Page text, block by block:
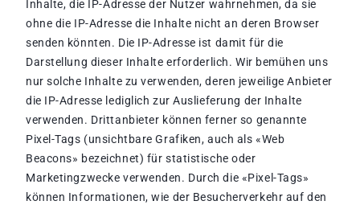
Inhalte, die IP-Adresse der Nutzer wahrnehmen, da sie
ohne die IP-Adresse die Inhalte nicht an deren Browser
senden könnten. Die IP-Adresse ist damit für die
Darstellung dieser Inhalte erforderlich. Wir bemühen uns
nur solche Inhalte zu verwenden, deren jeweilige Anbieter
die IP-Adresse lediglich zur Auslieferung der Inhalte
verwenden. Drittanbieter können ferner so genannte
Pixel-Tags (unsichtbare Grafiken, auch als «Web
Beacons» bezeichnet) für statistische oder
Marketingzwecke verwenden. Durch die «Pixel-Tags»
können Informationen, wie der Besucherverkehr auf den